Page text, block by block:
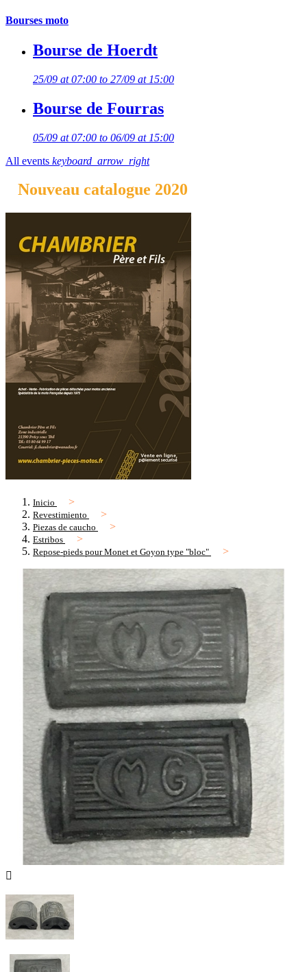
Bourses moto
Bourse de Hoerdt
25/09 at 07:00 to 27/09 at 15:00
Bourse de Fourras
05/09 at 07:00 to 06/09 at 15:00
All events keyboard_arrow_right
Nouveau catalogue 2020
Inicio
Revestimiento
Piezas de caucho
Estribos
Repose-pieds pour Monet et Goyon type "bloc"
